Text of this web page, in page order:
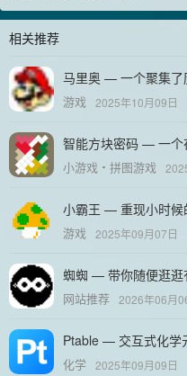
相关推荐
马里奥 — 一个聚集了
游戏 2025年10月09日
智能方块密码 — 一个
小游戏 拼图游戏
小霸王 — 重现小时候
游戏 2025年09月07日
蜘蜘 — 带你随便逛逛
网站推荐 2026年06月
Ptable — 交互式化学
化学 2025年09月09日